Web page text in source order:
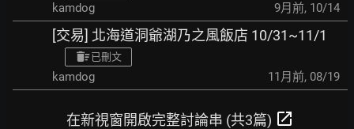
kamdog 9月前, 10/14
[交易] 北海道洞爺湖乃之風飯店 10/31~11/1
已刪文
kamdog 11月前, 08/19
在新視窗開啟完整討論串 (共3篇) open_in_new